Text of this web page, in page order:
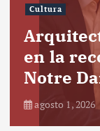
Cultura
en la
Notre
agosto 1, 2026